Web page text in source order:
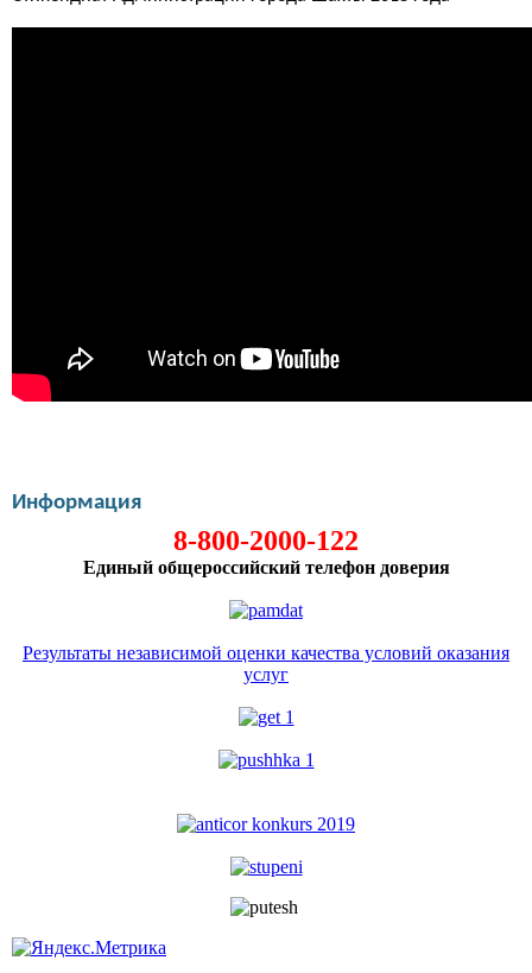
Информация
8-800-2000-122
Единый общероссийский телефон доверия
Результаты независимой оценки качества условий оказания
услуг